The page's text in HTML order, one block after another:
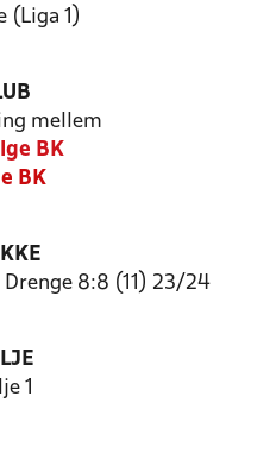
(Liga 1)
mellem
BK
BK
Drenge 8:8 (11) 23/24
1